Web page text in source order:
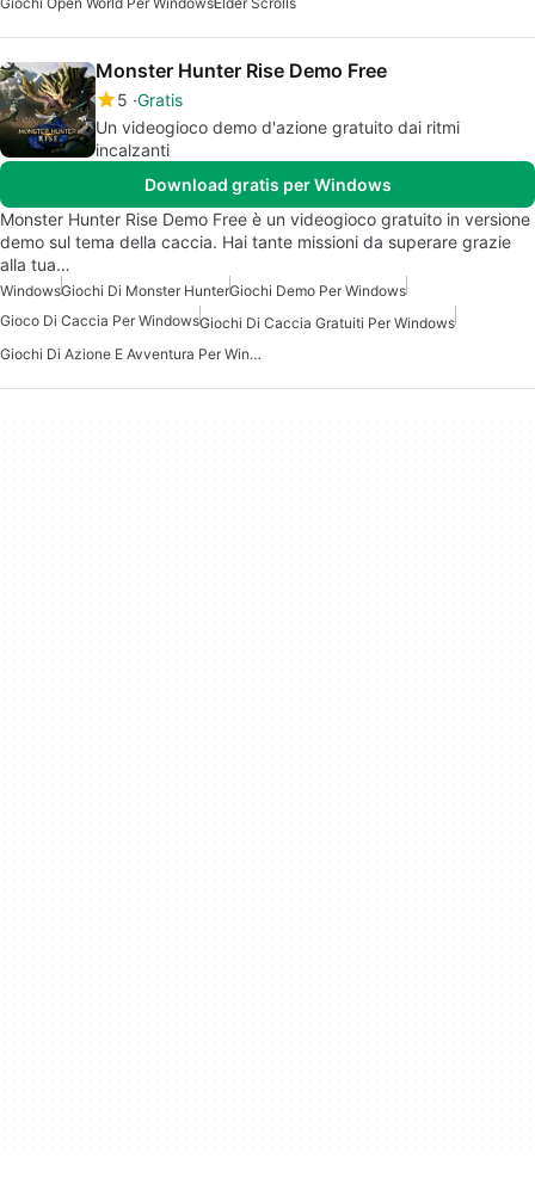
Monster Hunter Rise Demo Free
5 Gratis
Un videogioco demo d'azione gratuito dai ritmi
incalzanti
Download gratis per Windows
Monster Hunter Rise Demo Free è un videogioco gratuito in versione
demo sul tema della caccia. Hai tante missioni da superare grazie
alla tua…
WindowsGiochi Di Monster HunterGiochi Demo Per Windows
Gioco Di Caccia Per WindowsGiochi Di Caccia Gratuiti Per Windows
Giochi Di Azione E Avventura Per Windows Gratis